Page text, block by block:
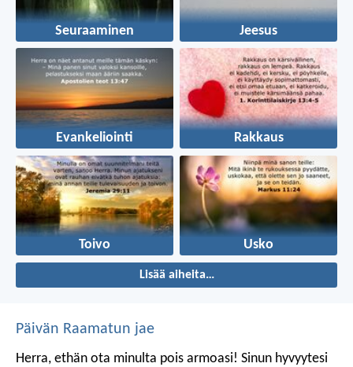
Seuraaminen Jeesus
Evankeliointi Rakkaus
Toivo Usko
Lisää aiheita…
Päivän Raamatun jae
Herra, ethän ota minulta pois armoasi! Sinun hyvyytesi